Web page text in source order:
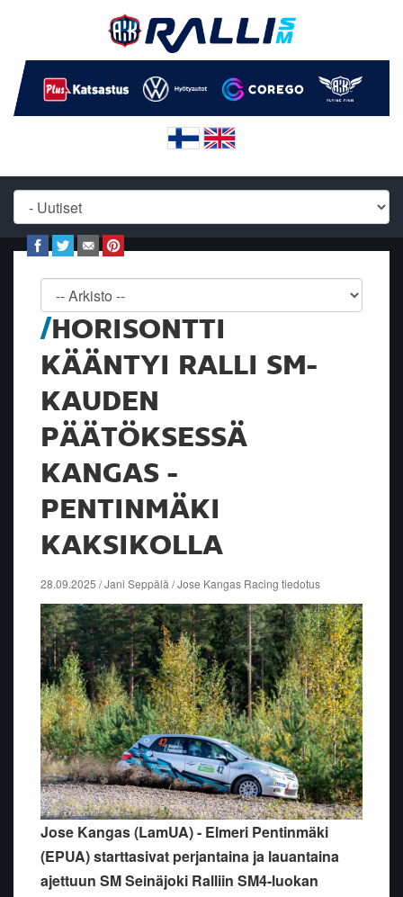
HORISONTTI
KÄÄNTYI RALLI SM-
KAUDEN
PÄÄTÖKSESSÄ
KANGAS -
PENTINMÄKI
KAKSIKOLLA
28.09.2025 / Jani Seppälä / Jose Kangas Racing tiedotus
Jose Kangas (LamUA) - Elmeri Pentinmäki
(EPUA) starttasivat perjantaina ja lauantaina
ajettuun SM Seinäjoki Ralliin SM4-luokan